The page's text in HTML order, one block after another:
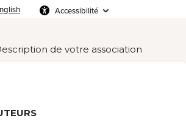
de votre association
Accessibilité